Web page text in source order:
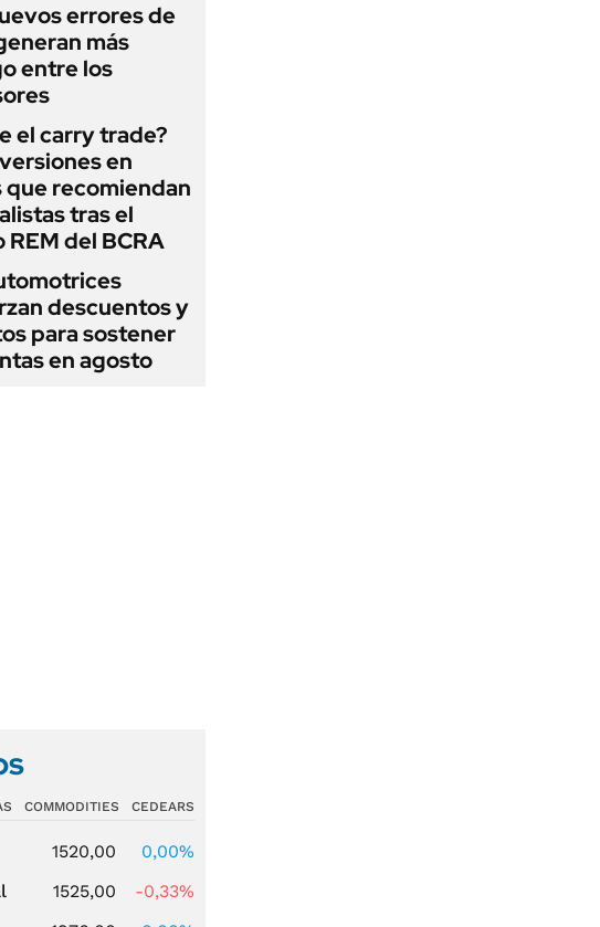
errores de
más
entre los
el carry trade?
en
que recomiendan
tras el
REM del BCRA
descuentos y
para sostener
en agosto
COMMODITIES CEDEARS
1520,00
0,00%
1525,00
-0,33%